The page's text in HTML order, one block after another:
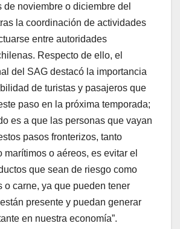
de noviembre o diciembre del
la coordinación de actividades
entre autoridades
Respecto de ello, el
del SAG destacó la importancia
de turistas y pasajeros que
paso en la próxima temporada;
es a que las personas que vayan
pasos fronterizos, tanto
marítimos o aéreos, es evitar el
que sean de riesgo como
o carne, ya que pueden tener
presente y puedan generar
en nuestra economía”.